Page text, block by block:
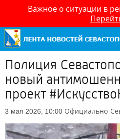
Важное о ситуации в
Полиция
новый
проект
3 мая 2026, 10:00 Официально